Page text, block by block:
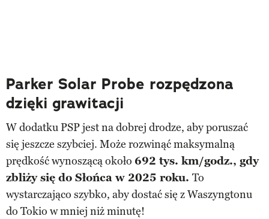
Parker Solar Probe rozpędzona
dzięki grawitacji
W dodatku PSP jest na dobrej drodze, aby poruszać
się jeszcze szybciej. Może rozwinąć maksymalną
prędkość wynoszącą około 692 tys. km/godz., gdy
zbliży się do Słońca w 2025 roku. To
wystarczająco szybko, aby dostać się z Waszyngtonu
do Tokio w mniej niż minutę!